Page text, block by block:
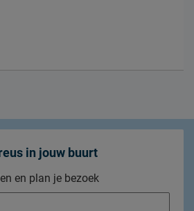
in jouw buurt
en plan je bezoek